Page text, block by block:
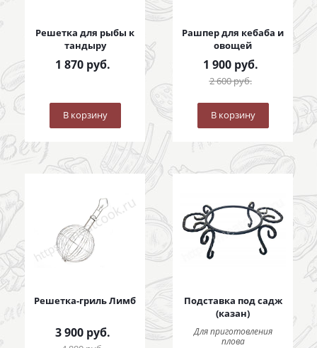
Решетка для рыбы к
тандыру
1 870руб.
В корзину
Рашпер для кебаба и
овощей
1 900руб.
2 600руб.
В корзину
Решетка-гриль Лимб
3 900руб.
Подставка под садж
(казан)
Для приготовления
плова